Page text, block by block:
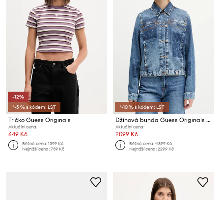
-12%
*-5 % s kódem: LST
Tričko Guess Originals
Aktuální cena:
649 Kč
Běžná cena:1399 Kč
Nejnižší cena:739 Kč
*-10 % s kódem: LST
Džínová bunda Guess Originals HARRINGTON
Aktuální cena:
2099 Kč
Běžná cena:4399 Kč
Nejnižší cena:2299 Kč